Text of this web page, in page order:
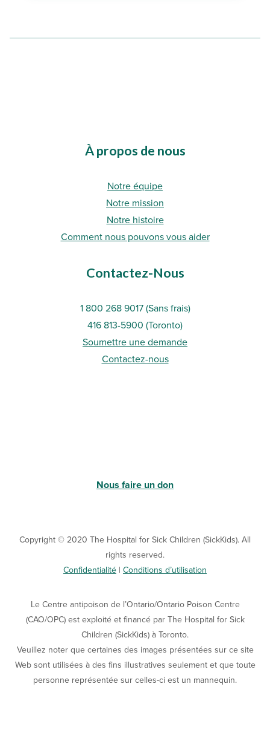
À propos de nous
Notre équipe
Notre mission
Notre histoire
Comment nous pouvons vous aider
Contactez-Nous
1 800 268 9017 (Sans frais)
416 813-5900 (Toronto)
Soumettre une demande
Contactez-nous
Nous faire un don
Copyright © 2020 The Hospital for Sick Children (SickKids). All
rights reserved.
Confidentialité | Conditions d’utilisation
Le Centre antipoison de l’Ontario/Ontario Poison Centre
(CAO/OPC) est exploité et financé par The Hospital for Sick
Children (SickKids) à Toronto.
Veuillez noter que certaines des images présentées sur ce site
Web sont utilisées à des fins illustratives seulement et que toute
personne représentée sur celles-ci est un mannequin.